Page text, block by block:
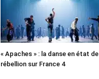
« Apaches » : la danse en état de
rébellion sur France 4